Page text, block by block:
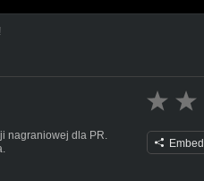
nagraniowej dla PR.
Embed